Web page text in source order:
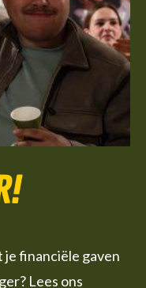
je financiële gaven
Lees ons